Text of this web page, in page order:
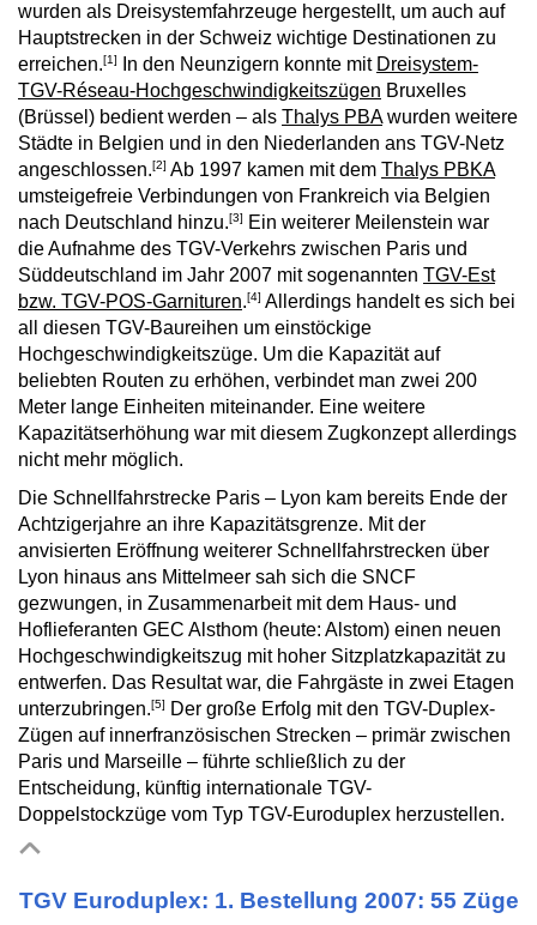
wurden als Dreisystemfahrzeuge hergestellt, um auch auf
Hauptstrecken in der Schweiz wichtige Destinationen zu
erreichen.[1] In den Neunzigern konnte mit Dreisystem-
TGV-Réseau-Hochgeschwindigkeitszügen Bruxelles
(Brüssel) bedient werden – als Thalys PBAwurden weitere
Städte in Belgien und in den Niederlanden ans TGV-Netz
angeschlossen.[2] Ab 1997 kamen mit dem Thalys PBKA
umsteigefreie Verbindungen von Frankreich via Belgien
nach Deutschland hinzu.[3]
Ein weiterer Meilenstein war
die Aufnahme des TGV-Verkehrs zwischen Paris und
Süddeutschland im Jahr 2007 mit sogenannten TGV-Est
bzw. TGV-POS-Garnituren.[4] Allerdings handelt es sich bei
all diesen TGV-Baureihen um einstöckige
Hochgeschwindigkeitszüge. Um die Kapazität auf
beliebten Routen zu erhöhen, verbindet man zwei 200
Meter lange Einheiten miteinander. Eine weitere
Kapazitätserhöhung war mit diesem Zugkonzept allerdings
nicht mehr möglich.
Die Schnellfahrstrecke Paris – Lyon kam bereits Ende der
Achtzigerjahre an ihre Kapazitätsgrenze. Mit der
anvisierten Eröffnung weiterer Schnellfahrstrecken über
Lyon hinaus ans Mittelmeer sah sich die SNCF
gezwungen, in Zusammenarbeit mit dem Haus- und
Hoflieferanten GEC Alsthom (heute: Alstom) einen neuen
Hochgeschwindigkeitszug mit hoher Sitzplatzkapazität zu
entwerfen. Das Resultat war, die Fahrgäste in zwei Etagen
unterzubringen.[5]
Der große Erfolg mit den TGV-Duplex-
Zügen auf innerfranzösischen Strecken – primär zwischen
Paris und Marseille – führte schließlich zu der
Entscheidung, künftig internationale TGV-
Doppelstockzüge vom Typ TGV-Euroduplex herzustellen.
TGV Euroduplex: 1. Bestellung 2007: 55 Züge